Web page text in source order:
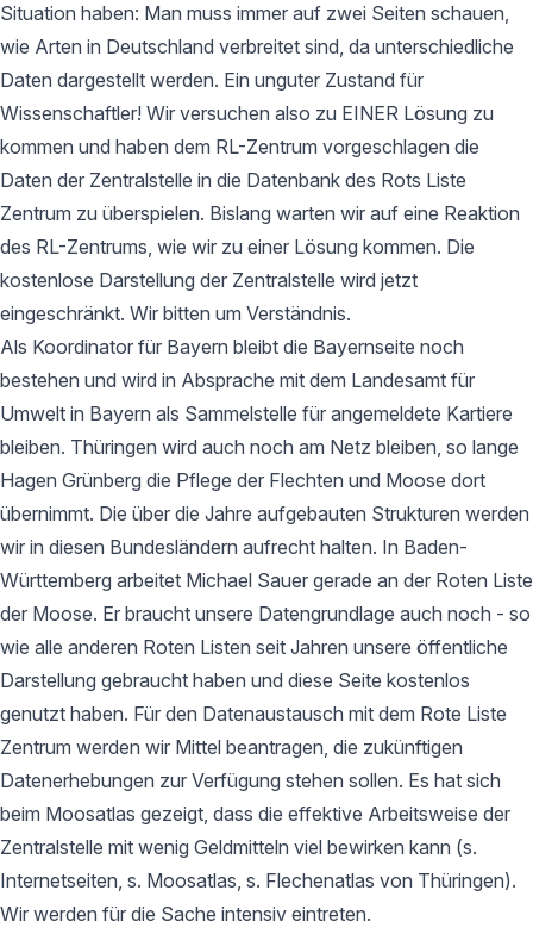
Situation haben: Man muss immer auf zwei Seiten schauen,
wie Arten in Deutschland verbreitet sind, da unterschiedliche
Daten dargestellt werden. Ein unguter Zustand für
Wissenschaftler! Wir versuchen also zu EINER Lösung zu
kommen und haben dem RL-Zentrum vorgeschlagen die
Daten der Zentralstelle in die Datenbank des Rots Liste
Zentrum zu überspielen. Bislang warten wir auf eine Reaktion
des RL-Zentrums, wie wir zu einer Lösung kommen. Die
kostenlose Darstellung der Zentralstelle wird jetzt
eingeschränkt. Wir bitten um Verständnis.
Als Koordinator für Bayern bleibt die Bayernseite noch
bestehen und wird in Absprache mit dem Landesamt für
Umwelt in Bayern als Sammelstelle für angemeldete Kartiere
bleiben. Thüringen wird auch noch am Netz bleiben, so lange
Hagen Grünberg die Pflege der Flechten und Moose dort
übernimmt. Die über die Jahre aufgebauten Strukturen werden
wir in diesen Bundesländern aufrecht halten. In Baden-
Württemberg arbeitet Michael Sauer gerade an der Roten Liste
der Moose. Er braucht unsere Datengrundlage auch noch - so
wie alle anderen Roten Listen seit Jahren unsere öffentliche
Darstellung gebraucht haben und diese Seite kostenlos
genutzt haben. Für den Datenaustausch mit dem Rote Liste
Zentrum werden wir Mittel beantragen, die zukünftigen
Datenerhebungen zur Verfügung stehen sollen. Es hat sich
beim Moosatlas gezeigt, dass die effektive Arbeitsweise der
Zentralstelle mit wenig Geldmitteln viel bewirken kann (s.
Internetseiten, s. Moosatlas, s. Flechenatlas von Thüringen).
Wir werden für die Sache intensiv eintreten.